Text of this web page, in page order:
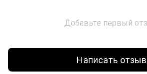
Добавьте первый
Написать отзыв